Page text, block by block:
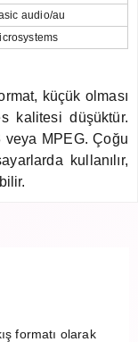
audio/au
küçük olması
kalitesi düşüktür.
veya MPEG. Çoğu
kullanılır,
formatı olarak